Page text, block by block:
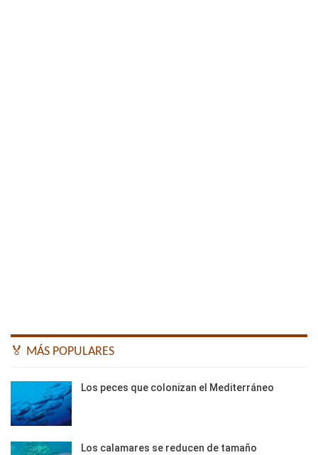
🏅 MÁS POPULARES
Los peces que colonizan el Mediterráneo
Los calamares se reducen de tamaño